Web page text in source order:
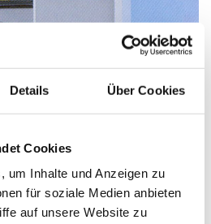
Details Über Cookies
Cookies
um Inhalte und Anzeigen zu
für soziale Medien anbieten
auf unsere Website zu